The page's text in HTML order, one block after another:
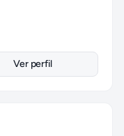
Ver perfil